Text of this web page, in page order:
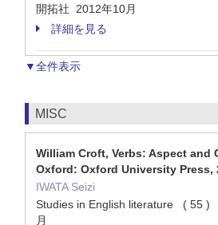
開拓社 2012年10月
詳細を見る
▼全件表示
MISC
William Croft, Verbs: Aspect and
Oxford: Oxford University Press,
IWATA Seizi
Studies in English literature ( 55
月